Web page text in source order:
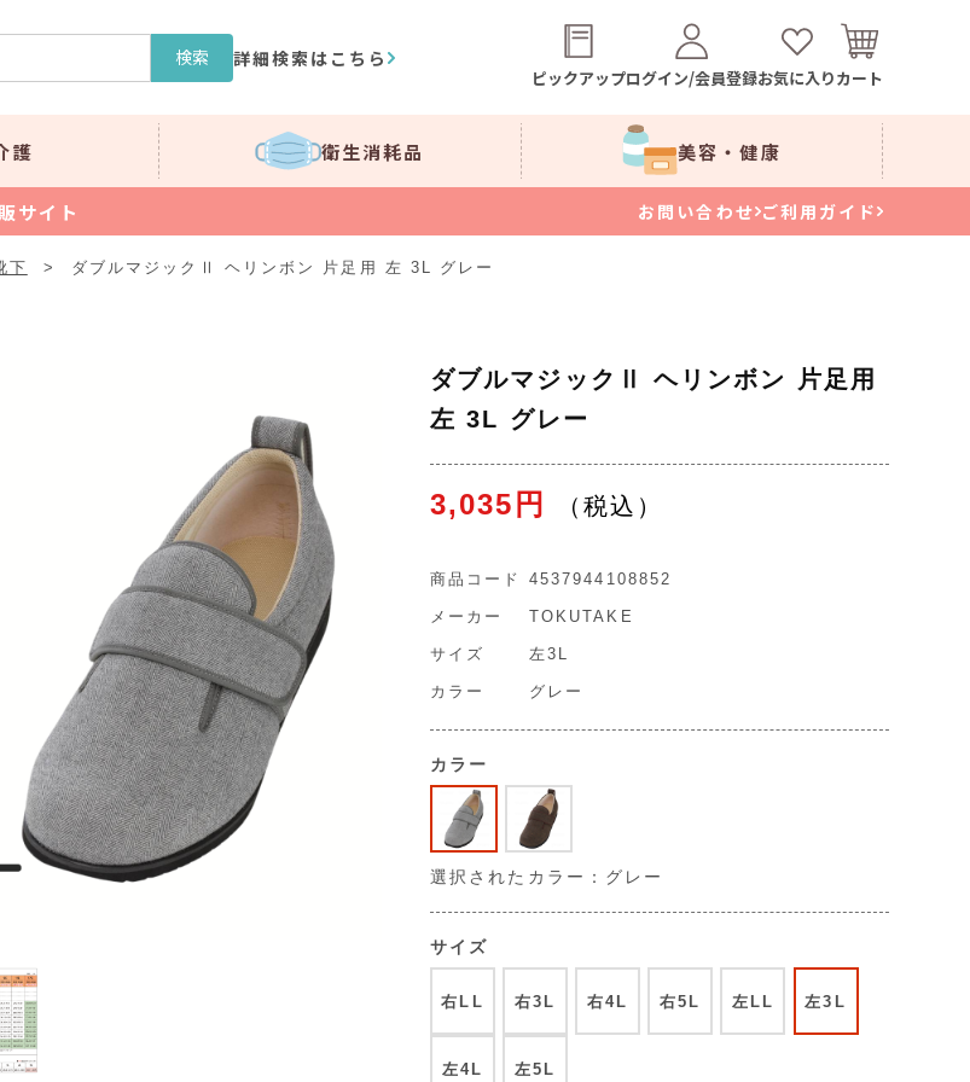
検索 詳細検索はこちら
ピックアップログイン/会員登録お気に入りカート
護 衛生消耗品 美容・健康
サイト お問い合わせ ご利用ガイド
下 > ダブルマジックⅡ ヘリンボン 片足用 左 3L グレー
ダブルマジックⅡ ヘリンボン 片足用
左 3L グレー
3,035円
商品コード 4537944108852
メーカー TOKUTAKE
サイズ 左3L
カラー グレー
カラー
選択されたカラー：グレー
サイズ
右LL 右3L 右4L 右5L 左LL 左3L
左4L 左5L